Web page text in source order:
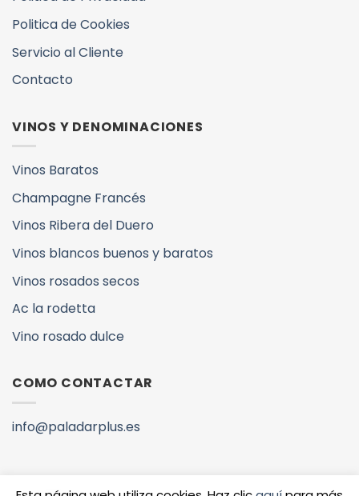
Politica de Cookies
Servicio al Cliente
Contacto
VINOS Y DENOMINACIONES
Vinos Baratos
Champagne Francés
Vinos Ribera del Duero
Vinos blancos buenos y baratos
Vinos rosados secos
Ac la rodetta
Vino rosado dulce
COMO CONTACTAR
info@paladarplus.es